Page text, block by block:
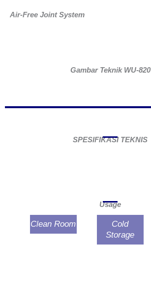
Air-Free Joint System
Gambar Teknik WU-820
SPESIFIKASI TEKNIS
Usage
Clean Room
Cold
Storage